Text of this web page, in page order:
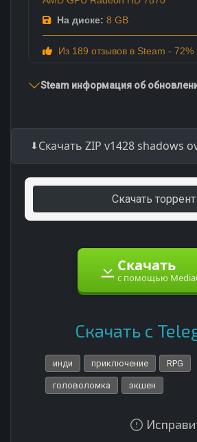
На диске: 8 GB
Из 189 отзывов в Steam - 72%
Steam информация об
Скачать ZIP v1428 shadows
Скачать торрент
Скачать
с помощью
Скачать с
инди приключение RPG
головоломка экшен